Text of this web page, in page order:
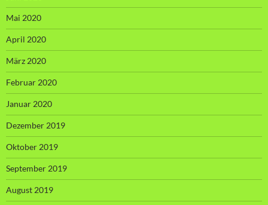
Mai 2020
April 2020
März 2020
Februar 2020
Januar 2020
Dezember 2019
Oktober 2019
September 2019
August 2019